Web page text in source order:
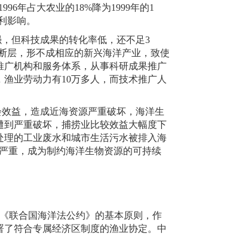
年占大农业的18%降为1999年的1
影响。
但科技成果的转化率低，还不足3
层，形不成相应的新兴海洋产业，致使
机构和服务体系，从事科研成果推广
渔业劳动力有10万多人，而技术推广人
益，造成近海资源严重破坏，海洋生
严重破坏，捕捞业比较效益大幅度下
的工业废水和城市生活污水被排入海
重，成为制约海洋生物资源的可持续
联合国海洋法公约》的基本原则，作
符合专属经济区制度的渔业协定。中